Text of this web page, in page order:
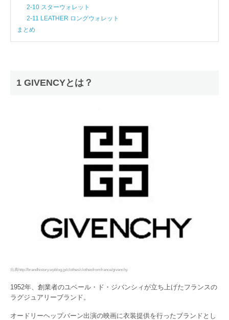
2-10 スターウォレット
2-11 LEATHER ロングウォレット
まとめ
1 GIVENCYとは？
出典http://brandhistory.wpblog.jp/clothes/clothesfromfrance/givenchy
1952年、創業者のユベール・ド・ジバンシィが立ち上げたフランスの
ラグジュアリーブランド。
オードリーヘップバーン出演の映画に衣装提供を行ったブランドとし